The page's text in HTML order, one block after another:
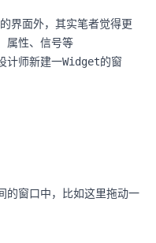
界面外，其实笔者觉得更
属性、信号等
计师新建一Widget的窗
的窗口中，比如这里拖动一